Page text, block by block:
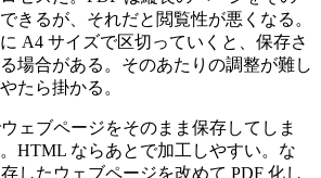
きるが、それだと閲覧性が悪くなる。
A4 サイズで区切っていくと、保存さ
場合がある。そのあたりの調整が難し
たら掛かる。
ェブページをそのまま保存してしま
HTML ならあとで加工しやすい。な
したウェブページを改めて PDF 化し